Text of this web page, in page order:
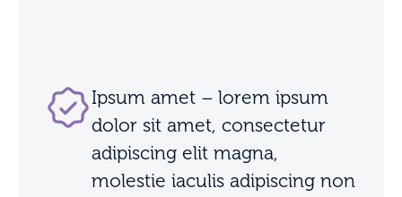
Ipsum amet – lorem ipsum
dolor sit amet, consectetur
adipiscing elit magna,
molestie iaculis adipiscing non